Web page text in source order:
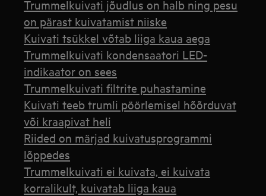
Trummelkuivati jõudlus on halb ning pesu
on pärast kuivatamist niiske
Kuivati tsükkel võtab liiga kaua aega
Trummelkuivati kondensaatori LED-
indikaator on sees
Trummelkuivati filtrite puhastamine
Kuivati teeb trumli pöörlemisel hõõrduvat
või kraapivat heli
Riided on märjad kuivatusprogrammi
lõppedes
Trummelkuivati ei kuivata, ei kuivata
korralikult, kuivatab liiga kaua